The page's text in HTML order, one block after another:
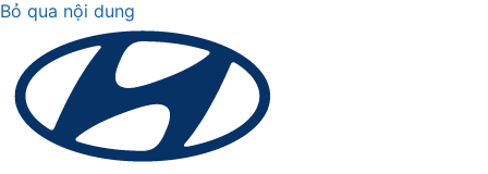
Bỏ qua nội dung